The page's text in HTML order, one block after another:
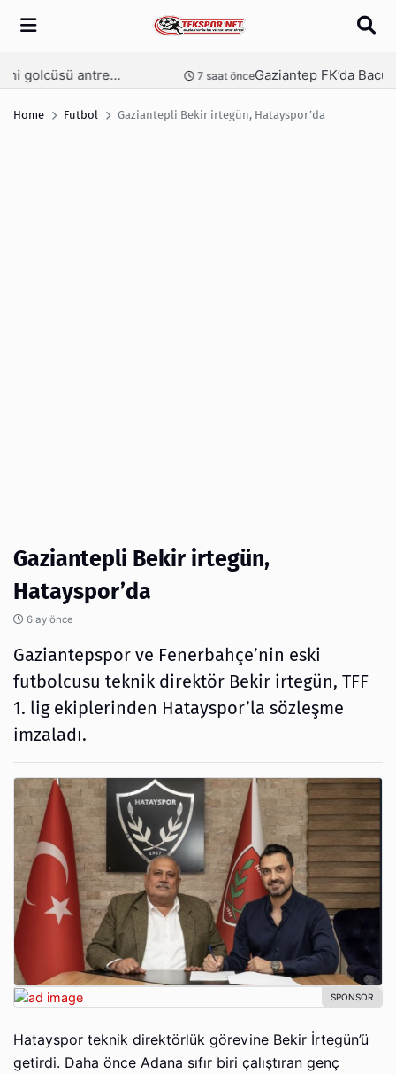
Arama
Gaziantep FK’da Bacuna’ya pastalı karşılama 8 saat önce
Home Futbol Gaziantepli Bekir irtegün, Hatayspor’da
Gaziantepli Bekir irtegün,
Hatayspor’da
6 ay önce
Gaziantepspor ve Fenerbahçe’nin eski
futbolcusu teknik direktör Bekir irtegün, TFF
1. lig ekiplerinden Hatayspor’la sözleşme
imzaladı.
Hatayspor teknik direktörlük görevine Bekir İrtegün’ü
getirdi. Daha önce Adana sıfır biri çalıştıran genç